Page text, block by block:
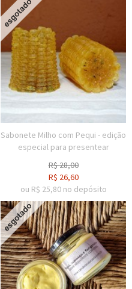
Sabonete Milho com Pequi - edição
especial para presentear
R$28,00
R$ 26,60
ou R$ 25,80 no depósito